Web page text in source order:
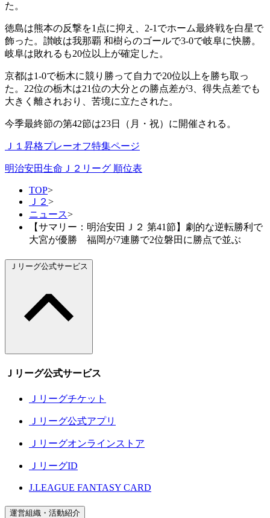
た。
徳島は熊本の反撃を1点に抑え、2-1でホーム最終戦を白星で
飾った。讃岐は我那覇 和樹らのゴールで3-0で岐阜に快勝。
岐阜は敗れるも20位以上が確定した。
京都は1-0で栃木に競り勝って自力で20位以上を勝ち取っ
た。22位の栃木は21位の大分との勝点差が3、得失点差でも
大きく離されおり、苦境に立たされた。
今季最終節の第42節は23日（月・祝）に開催される。
Ｊ１昇格プレーオフ特集ページ
明治安田生命Ｊ２リーグ 順位表
TOP>
Ｊ２ >
ニュース>
【サマリー：明治安田Ｊ２ 第41節】劇的な逆転勝利で
大宮が優勝 福岡が7連勝で2位磐田に勝点で並ぶ
Ｊリーグ公式サービス
Ｊリーグ公式サービス
Ｊリーグチケット
Ｊリーグ公式アプリ
Ｊリーグオンラインストア
ＪリーグID
J.LEAGUE FANTASY CARD
運営組織・活動紹介